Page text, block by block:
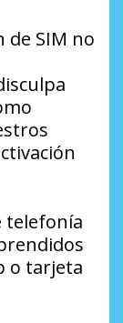
de SIM no
telefonía
o tarjeta